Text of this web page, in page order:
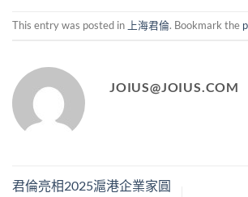
This entry was posted in 上海君倫. Bookmark the
JOIUS@JOIUS.COM
君倫亮相2025滬港企業家圓